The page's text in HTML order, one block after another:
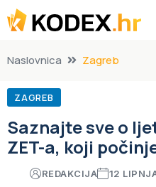
Naslovnica Zagreb
ZAGREB
Saznajte sve o
ZET-a, koji
REDAKCIJA 12